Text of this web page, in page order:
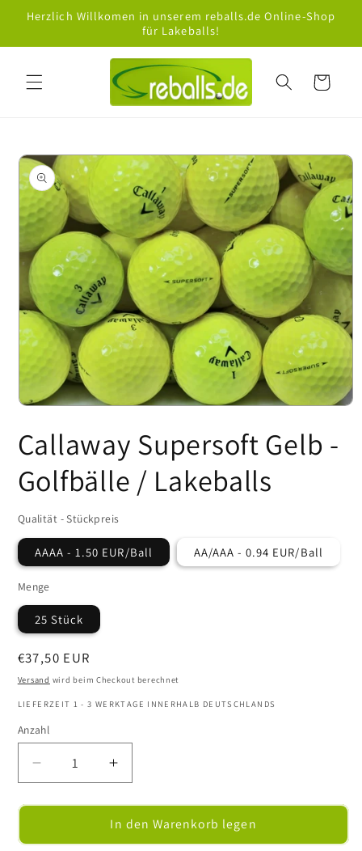
zum
Herzlich Willkomen in unserem reballs.de Online-Shop
für Lakeballs!
Warenkorb
in
Modal
öffnen
Callaway Supersoft Gelb -
Golfbälle / Lakeballs
Qualität - Stückpreis
AAAA - 1.50 EUR/Ball AA/AAA - 0.94 EUR/Ball
Menge
25 Stück
Normaler
Preis
€37,50 EUR
Versand wird beim Checkout berechnet
LIEFERZEIT 1 - 3 WERKTAGE INNERHALB DEUTSCHLANDS
Anzahl
Verringere
die
Menge
Callaway
Erhöhe
die
Menge
für
Callaway
In den Warenkorb legen